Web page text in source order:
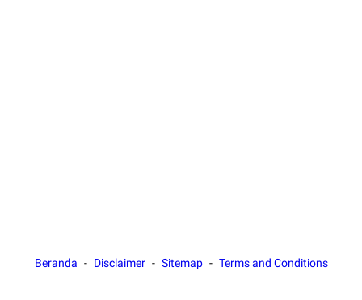
Beranda Disclaimer Sitemap Terms and Conditions